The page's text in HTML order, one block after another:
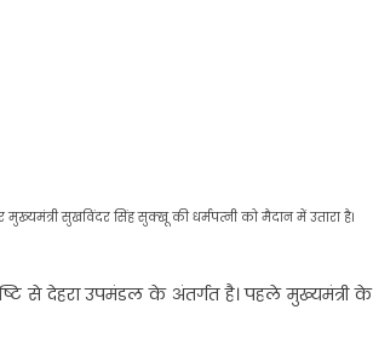
मुख्‍यमंत्री सुखविंदर सिंह सुक्‍खू की धर्मपत्‍नी को मैदान में उतारा है।
से देहरा उपमंडल के अंतर्गत है। पहले मुख्‍यमंत्री के